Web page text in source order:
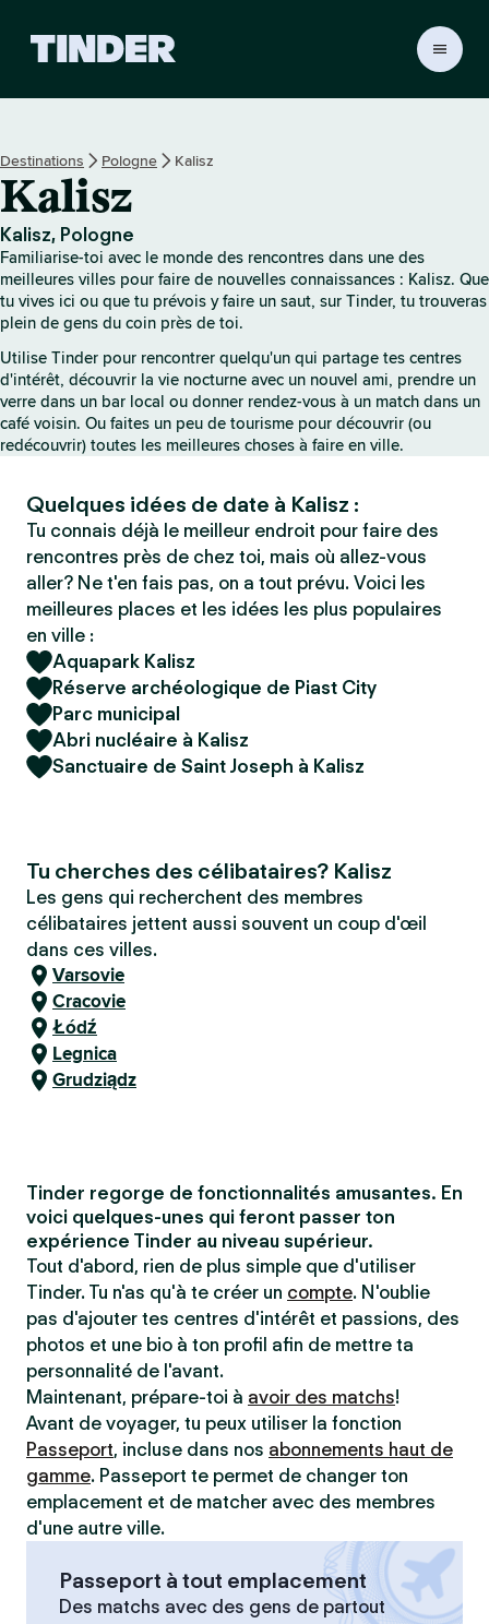
i
n
d
e
r
Destinations Pologne Kalisz
Kalisz
Kalisz, Pologne
Familiarise-toi avec le monde des rencontres dans une des
meilleures villes pour faire de nouvelles connaissances : Kalisz. Que
tu vives ici ou que tu prévois y faire un saut, sur Tinder, tu trouveras
plein de gens du coin près de toi.
Utilise Tinder pour rencontrer quelqu'un qui partage tes centres
d'intérêt, découvrir la vie nocturne avec un nouvel ami, prendre un
verre dans un bar local ou donner rendez-vous à un match dans un
café voisin. Ou faites un peu de tourisme pour découvrir (ou
redécouvrir) toutes les meilleures choses à faire en ville.
Quelques idées de date à Kalisz :
Tu connais déjà le meilleur endroit pour faire des
rencontres près de chez toi, mais où allez-vous
aller? Ne t'en fais pas, on a tout prévu. Voici les
meilleures places et les idées les plus populaires
en ville :
Aquapark Kalisz
Réserve archéologique de Piast City
Parc municipal
Abri nucléaire à Kalisz
Sanctuaire de Saint Joseph à Kalisz
Tu cherches des célibataires? Kalisz
Les gens qui recherchent des membres
célibataires jettent aussi souvent un coup d'œil
dans ces villes.
Varsovie
Cracovie
Łódź
Legnica
Grudziądz
Tinder regorge de fonctionnalités amusantes. En
voici quelques-unes qui feront passer ton
expérience Tinder au niveau supérieur.
Tout d'abord, rien de plus simple que d'utiliser
Tinder. Tu n'as qu'à te créer un compte. N'oublie
pas d'ajouter tes centres d'intérêt et passions, des
photos et une bio à ton profil afin de mettre ta
personnalité de l'avant.
Maintenant, prépare-toi à avoir des matchs!
Avant de voyager, tu peux utiliser la fonction
Passeport, incluse dans nos abonnements haut de
gamme. Passeport te permet de changer ton
emplacement et de matcher avec des membres
d'une autre ville.
Passeport à tout emplacement
Des matchs avec des gens de partout